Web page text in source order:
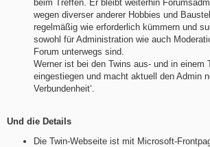
beim Treffen. Er bleibt weiterhin
wegen diverser anderer Hobbies und
regelmäßig wie erforderlich kümmern und
sowohl für Administration wie auch
Forum unterwegs sind.
Werner ist bei den Twins aus- und in einem
eingestiegen und macht aktuell den Admin
Verbundenheit‘.
Und die Details
Die Twin-Webseite ist mit Microsoft-